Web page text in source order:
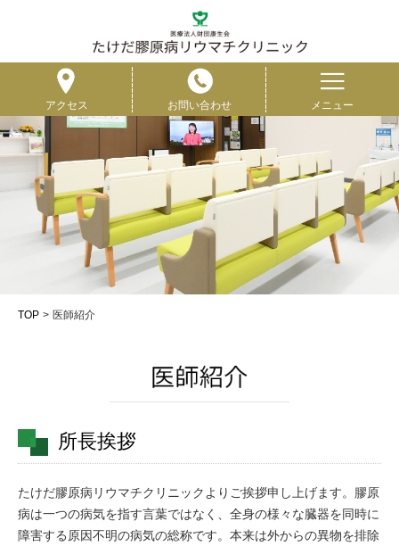
アクセス お問い合わせ メニュー
TOP 医師紹介
所長挨拶
たけだ膠原病リウマチクリニックよりご挨拶申し上げます。膠原
病は一つの病気を指す言葉ではなく、全身の様々な臓器を同時に
障害する原因不明の病気の総称です。本来は外からの異物を排除